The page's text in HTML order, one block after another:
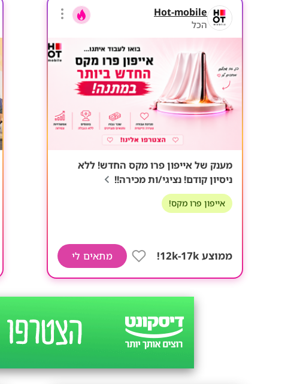
Hot-mobile
הכל
מענק של אייפון פרו מקס החדש! ללא
ניסיון קודם! נציגי/ות מכירה!!
אייפון פרו מקס!
ממוצע 12k-17k! מתאים לי